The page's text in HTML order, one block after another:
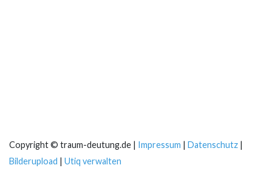
Copyright © traum-deutung.de | Impressum | Datenschutz |
Bilderupload | Utiq verwalten